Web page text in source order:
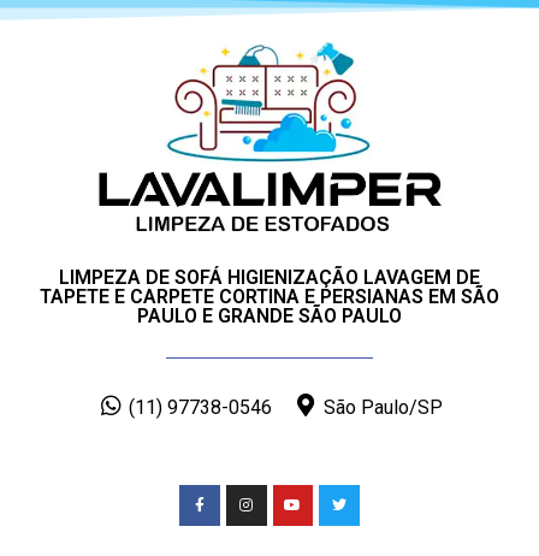
LIMPEZA DE SOFÁ HIGIENIZAÇÃO LAVAGEM DE
TAPETE E CARPETE CORTINA E PERSIANAS EM SÃO
PAULO E GRANDE SÃO PAULO
(11) 97738-0546 São Paulo/SP